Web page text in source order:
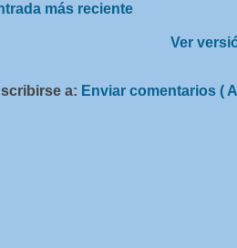
más reciente
Ver
a: Enviar comentarios (